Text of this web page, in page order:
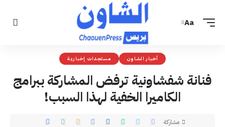
Aa
أخبار الشاون مستجدات إخبارية
فنانة شفشاونية ترفض المشاركة ببرامج
الكاميرا الخفية لهذا السبب!
مشاركة